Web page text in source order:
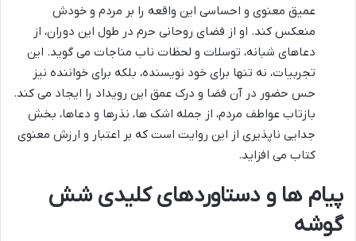
عمیق معنوی و احساسی این واقعه را بر مردم و خودش
منعکس کند. او از فضای روحانی حرم در طول این دوران، از
دعاهای شبانه، توسلات و لحظات ناب مناجات می گوید. این
تجربیات، نه تنها برای خود نویسنده، بلکه برای خواننده نیز
حس حضور در آن فضا و درک عمق این رویداد را ایجاد می کند.
بازتاب عواطف مردم، از جمله اشک ها، نذرها و دعاها، بخش
جدایی ناپذیری از این روایت است که بر اعتبار و ارزش معنوی
کتاب می افزاید.
پیام ها و دستاوردهای کلیدی شش
گوشه